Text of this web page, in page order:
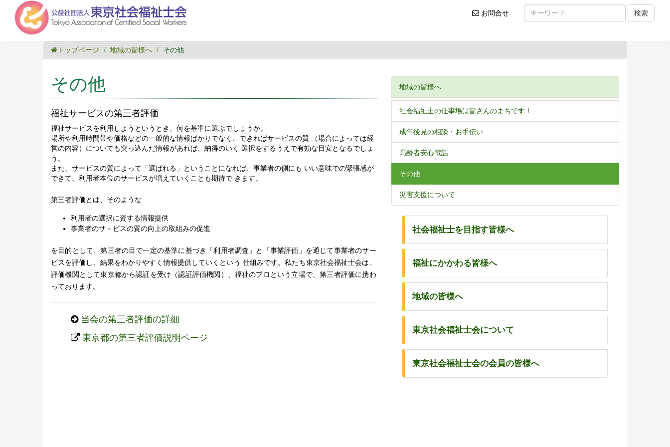
検索
お問合せお
合
トップページ 地域の皆様へ その他
その他
福祉サービスの第三者評価
福祉サービスを利用しようというとき、何を基準に選ぶでしょうか。
場所や利用時間帯や価格などの一般的な情報ばかりでなく、できればサービスの質 （場合によっては経
営の内容）についても突っ込んだ情報があれば、納得のいく 選択をするうえで有効な目安となるでしょ
う。
また、サービスの質によって「選ばれる」ということになれば、事業者の側にも いい意味での緊張感が
できて、利用者本位のサービスが増えていくことも期待で きます。
第三者評価とは、そのような
利用者の選択に資する情報提供
事業者のサ－ビスの質の向上の取組みの促進
を目的として、第三者の目で一定の基準に基づき「利用者調査」と「事業評価」を通じて事業者のサー
ビスを評価し、結果をわかりやすく情報提供していくという 仕組みです。私たち東京社会福祉士会は、
評価機関として東京都から認証を受け（認証評価機関）、福祉のプロという立場で、第三者評価に携わ
っております。
当会の第三者評価の詳細
東京都の第三者評価説明ページ
地域の皆様へ
社会福祉士の仕事場は皆さんのまちです！
成年後見の相談・お手伝い
高齢者安心電話
その他
災害支援について
社会福祉士を目指す皆様へ
福祉にかかわる皆様へ
地域の皆様へ
東京社会福祉士会について
東京社会福祉士会の会員の皆様へ